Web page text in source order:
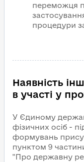
переможця
процедури
Наявність
в участі у
У Єдиному
фізичних осіб -
формувань
пунктом 9
"Про державну